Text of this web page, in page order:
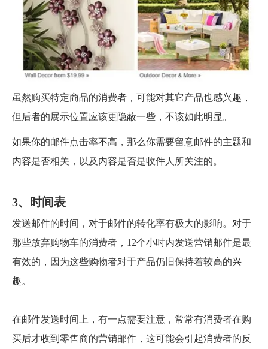
虽然购买特定商品的消费者，可能对其它产品也感兴趣，
但后者的展示位置应该更隐蔽一些，不该如此明显。
如果你的邮件点击率不高，那么你需要留意邮件的主题和
内容是否相关，以及内容是否是收件人所关注的。
3、时间表
发送邮件的时间，对于邮件的转化率有极大的影响。对于
那些放弃购物车的消费者，12个小时内发送营销邮件是最
有效的，因为这些购物者对于产品仍旧保持着较高的兴
趣。
在邮件发送时间上，有一点需要注意，常常有消费者在购
买后才收到零售商的营销邮件，这可能会引起消费者的反